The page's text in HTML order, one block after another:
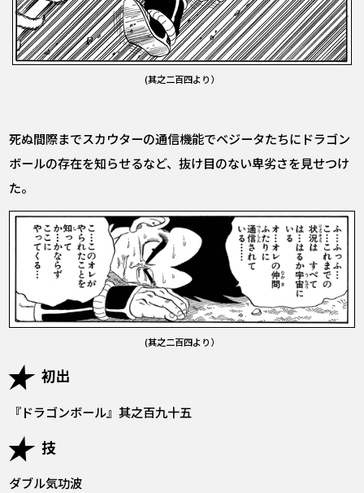
(其之二百四より）
死ぬ間際までスカウターの通信機能でベジータたちにドラゴン
ボールの存在を知らせるなど、抜け目のない卑劣さを見せつけ
た。
(其之二百四より）
初出
『ドラゴンボール』其之百九十五
技
ダブル気功波